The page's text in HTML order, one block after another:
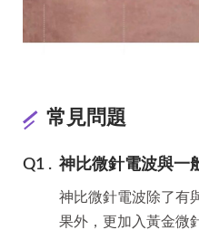
常見問題
神比微針電波與一
神比微針電波除了有
果外，更加入黃金微